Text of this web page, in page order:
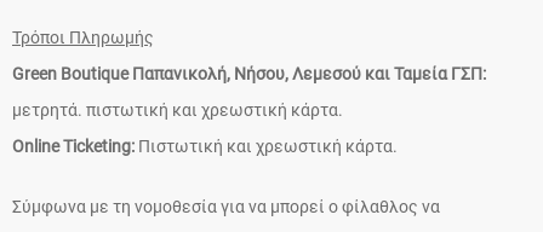
Τρόποι Πληρωμής
Green Boutique Παπανικολή, Νήσου, Λεμεσού και Ταμεία ΓΣΠ:
μετρητά. πιστωτική και χρεωστική κάρτα.
Online Ticketing: Πιστωτική και χρεωστική κάρτα.
Σύμφωνα με τη νομοθεσία για να μπορεί ο φίλαθλος να